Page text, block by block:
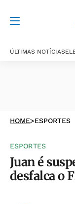
ÚLTIMAS NOTÍCIAS
HOME>ESPORTES
ESPORTES
Juan é
desfalca o